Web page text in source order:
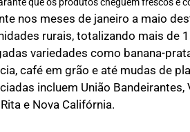
que os produtos cheguem frescos e
nos meses de janeiro a maio
rurais, totalizando mais de
variedades como banana-
café em grão e até mudas de
incluem União Bandeirantes,
e Nova Califórnia.